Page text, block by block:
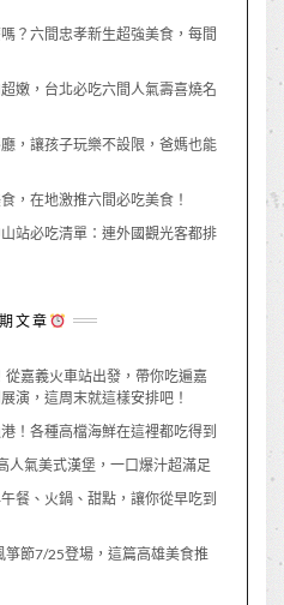
？六間忠孝新生超強美食，每間
嫩，台北必吃六間人氣壽喜燒名
，讓孩子玩樂不設限，爸媽也能
，在地激推六間必吃美食！
站必吃清單：連外國觀光客都排
文章
嘉義火車站出發，帶你吃遍嘉
演，這周末就這樣安排吧！
！各種高檔海鮮在這裡都吃得到
人氣美式漢堡，一口爆汁超滿足
餐、火鍋、甜點，讓你從早吃到
節7/25登場，這篇高雄美食推